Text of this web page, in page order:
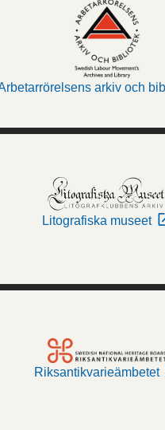
arkiv och
Litografiska museet
Riksantikvarieämbetet